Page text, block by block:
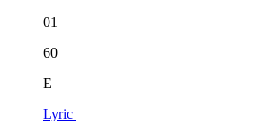
01
60
E
Lyric